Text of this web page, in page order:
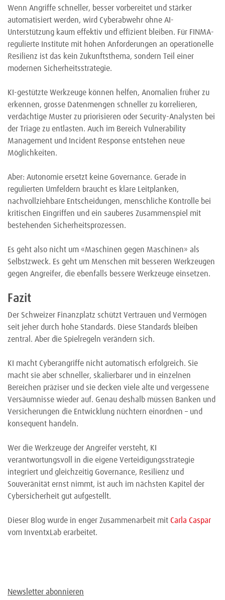
Wenn Angriffe schneller, besser vorbereitet und stärker
automatisiert werden, wird Cyberabwehr ohne AI-
Unterstützung kaum effektiv und effizient bleiben. Für FINMA-
regulierte Institute mit hohen Anforderungen an operationelle
Resilienz ist das kein Zukunftsthema, sondern Teil einer
modernen Sicherheitsstrategie.
KI-gestützte Werkzeuge können helfen, Anomalien früher zu
erkennen, grosse Datenmengen schneller zu korrelieren,
verdächtige Muster zu priorisieren oder Security-Analysten bei
der Triage zu entlasten. Auch im Bereich Vulnerability
Management und Incident Response entstehen neue
Möglichkeiten.
Aber: Autonomie ersetzt keine Governance. Gerade in
regulierten Umfeldern braucht es klare Leitplanken,
nachvollziehbare Entscheidungen, menschliche Kontrolle bei
kritischen Eingriffen und ein sauberes Zusammenspiel mit
bestehenden Sicherheitsprozessen.
Es geht also nicht um «Maschinen gegen Maschinen» als
Selbstzweck. Es geht um Menschen mit besseren Werkzeugen
gegen Angreifer, die ebenfalls bessere Werkzeuge einsetzen.
Fazit
Der Schweizer Finanzplatz schützt Vertrauen und Vermögen
seit jeher durch hohe Standards. Diese Standards bleiben
zentral. Aber die Spielregeln verändern sich.
KI macht Cyberangriffe nicht automatisch erfolgreich. Sie
macht sie aber schneller, skalierbarer und in einzelnen
Bereichen präziser und sie decken viele alte und vergessene
Versäumnisse wieder auf. Genau deshalb müssen Banken und
Versicherungen die Entwicklung nüchtern einordnen – und
konsequent handeln.
Wer die Werkzeuge der Angreifer versteht, KI
verantwortungsvoll in die eigene Verteidigungsstrategie
integriert und gleichzeitig Governance, Resilienz und
Souveränität ernst nimmt, ist auch im nächsten Kapitel der
Cybersicherheit gut aufgestellt.
Dieser Blog wurde in enger Zusammenarbeit mit Carla Caspar
vom InventxLab erarbeitet.
Newsletter abonnieren